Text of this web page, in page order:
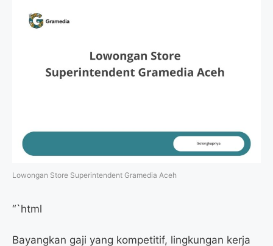
Lowongan Store Superintendent Gramedia Aceh
“`html
Bayangkan gaji yang kompetitif, lingkungan kerja